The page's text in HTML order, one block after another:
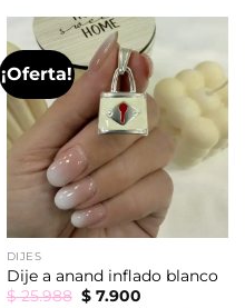
¡Oferta!
DIJES
Dije a anand inflado blanco
$25.988 Original
$7.900Current